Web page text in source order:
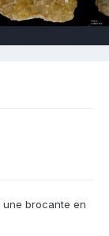
brocante en